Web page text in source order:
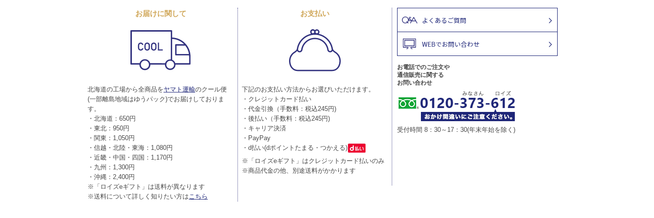
お届けに関して
北海道の工場から全商品をヤマト運輸のクール便
(一部離島地域はゆうパック)でお届けしておりま
す。
・北海道：650円
・東北：950円
・関東：1,050円
・信越・北陸・東海：1,080円
・近畿・中国・四国：1,170円
・九州：1,300円
・沖縄：2,400円
※「ロイズeギフト」は送料が異なります
※送料について詳しく知りたい方はこちら
お支払い
下記のお支払い方法からお選びいただけます。
・クレジットカード払い
・代金引換（手数料：税込245円)
・後払い（手数料：税込245円)
・キャリア決済
・PayPay
・d払い(dポイントたまる・つかえる)
※「ロイズeギフト」はクレジットカード払いのみ
※商品代金の他、別途送料がかかります
お電話でのご注文や
通信販売に関する
お問い合わせ
受付時間 8：30～17：30(年末年始を除く)